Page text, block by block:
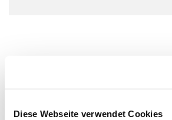
Diese Webseite verwendet Cookies